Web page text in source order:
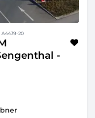
20
-